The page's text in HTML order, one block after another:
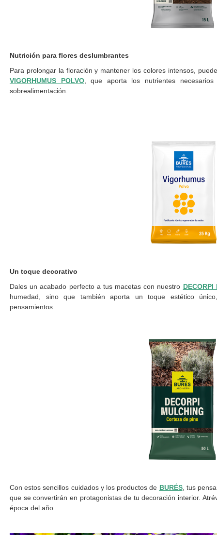
Nutrición para flores deslumbrantes
Para prolongar la floración y mantener los colores intensos,
VIGORHUMUS POLVO, que aporta los nutrientes
sobrealimentación.
Un toque decorativo
Dales un acabado perfecto a tus macetas con nuestro DECORPI
humedad, sino que también aporta un toque estético
pensamientos.
Con estos sencillos cuidados y los productos de BURÉS, tus
que se convertirán en protagonistas de tu decoración interior.
época del año.